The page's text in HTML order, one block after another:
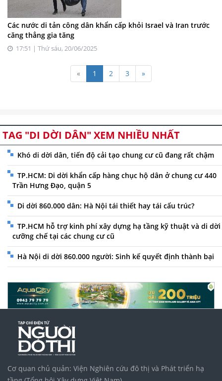
Các nước di tản công dân khẩn cấp khỏi Israel và Iran trước
căng thẳng gia tăng
17:51 | Thứ sáu, 20/06/2025
« 1 2 3 »
TAG "DI DỜI DÂN" XEM NHIỀU NHẤT
Khó di dời dân, tiến độ cải tạo chung cư cũ đang rất chậm
TP.HCM: Di dời khẩn cấp hàng chục hộ dân ở chung cư 440
Trần Hưng Đạo, quận 5
Di dời 860.000 dân: Hà Nội tái thiết hay tái cấu trúc?
TP.HCM hỗ trợ kinh phí xây dựng hạ tầng kỹ thuật và di dời
cưỡng chế tại các chung cư cũ
Hà Nội di dời 860.000 người: Sinh kế quyết định thành bại
Cơ quan chủ quản: Viện Nghiên cứu đô thị và Phát triển hạ